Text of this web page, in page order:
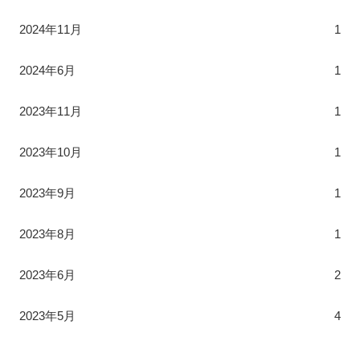
2024年11月 1
2024年6月 1
2023年11月 1
2023年10月 1
2023年9月 1
2023年8月 1
2023年6月 2
2023年5月 4